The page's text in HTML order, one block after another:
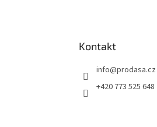
Kontakt
info@prodasa.cz
+420 773 525 648